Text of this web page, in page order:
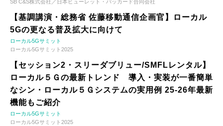
SB C&S株式会社／日本ヒューレット・パッカード合同会社
【基調講演・総務省 佐藤移動通信企画官】ローカル
5Gの更なる普及拡大に向けて
ローカル5Gサミット
ローカル5Gサミット2025
【セッション2・スリーダブリュー/SMFLレンタル】
ローカル５Ｇの最新トレンド 導入・実装が一番簡単
なシン・ローカル５Ｇシステムの実用例 25-26年最新
機能もご紹介
ローカル5Gサミット
ローカル5Gサミット2025